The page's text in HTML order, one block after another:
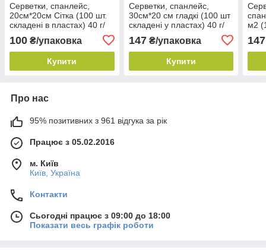
Серветки, спанлейс,
20см*20см Сітка (100 шт.
складені в пластах) 40 г/
100 ₴/упаковка
Купити
Серветки, спанлейс,
30см*20 см гладкі (100 шт
складені у пластах) 40 г/
147₴/упаковка
Купити
м2
147
Про нас
95% позитивних з 961 відгука за рік
Працює з 05.02.2016
м. Київ
Київ, Україна
Контакти
Сьогодні працює з 09:00 до 18:00
Показати весь графік роботи